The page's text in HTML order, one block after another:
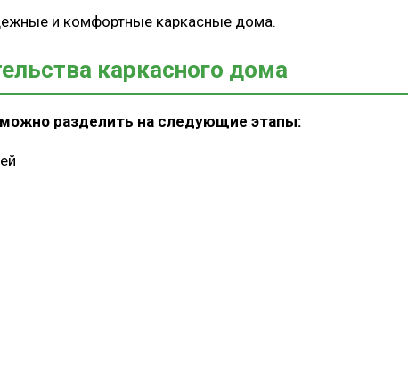
и комфортные каркасные дома.
каркасного дома
разделить на следующие этапы: